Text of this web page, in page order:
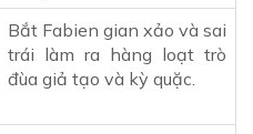
Bắt Fabien gian xảo và sai
trái làm ra hàng loạt trò
đùa giả tạo và kỳ quặc.